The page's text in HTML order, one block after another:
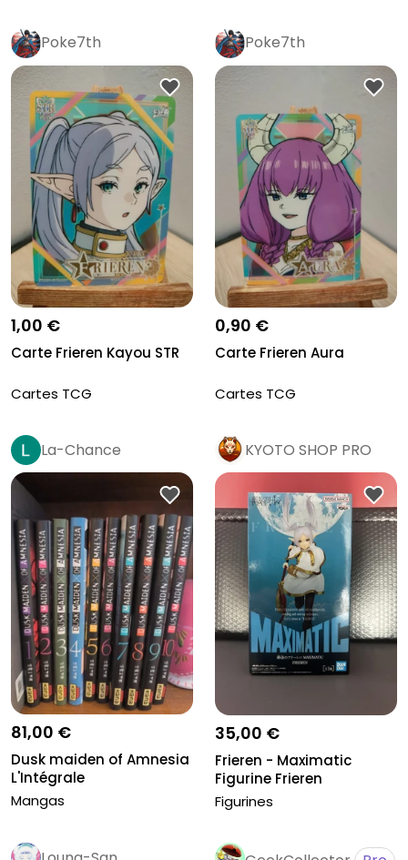
Poke7th
1,00 €
Carte Frieren Kayou STR
Cartes TCG
Poke7th
0,90 €
Carte Frieren Aura
Cartes TCG
La-Chance
81,00 €
Dusk maiden of Amnesia
L'Intégrale
Mangas
KYOTO SHOP PRO
Pro
35,00 €
Frieren - Maximatic
Figurine Frieren
Figurines